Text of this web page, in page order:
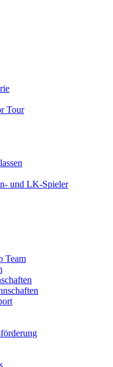
Tour
und LK-Spieler
Team